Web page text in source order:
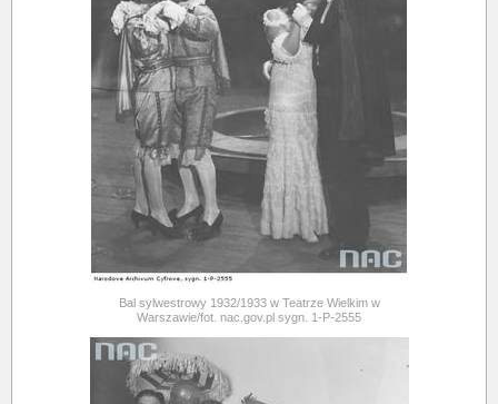
Bal sylwestrowy 1932/1933 w Teatrze Wielkim w
Warszawie/fot. nac.gov.pl sygn. 1-P-2555